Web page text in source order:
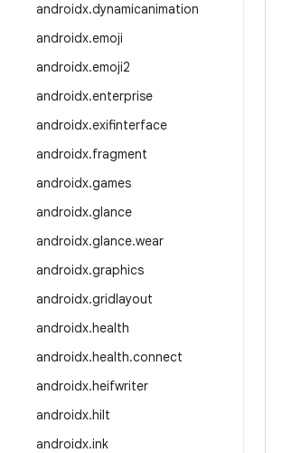
androidx.dynamicanimation
androidx.emoji
androidx.emoji2
androidx.enterprise
androidx.exifinterface
androidx.fragment
androidx.games
androidx.glance
androidx.glance.wear
androidx.graphics
androidx.gridlayout
androidx.health
androidx.health.connect
androidx.heifwriter
androidx.hilt
androidx.ink